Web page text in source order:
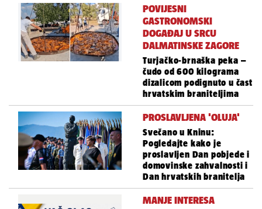
POVIJESNI
GASTRONOMSKI
DOGAĐAJ U SRCU
DALMATINSKE ZAGORE
Turjačko-brnaška peka –
čudo od 600 kilograma
dizalicom podignuto u čast
hrvatskim braniteljima
PROSLAVLJENA 'OLUJA'
Svečano u Kninu:
Pogledajte kako je
proslavljen Dan pobjede i
domovinske zahvalnosti i
Dan hrvatskih branitelja
MANJE INTERESA